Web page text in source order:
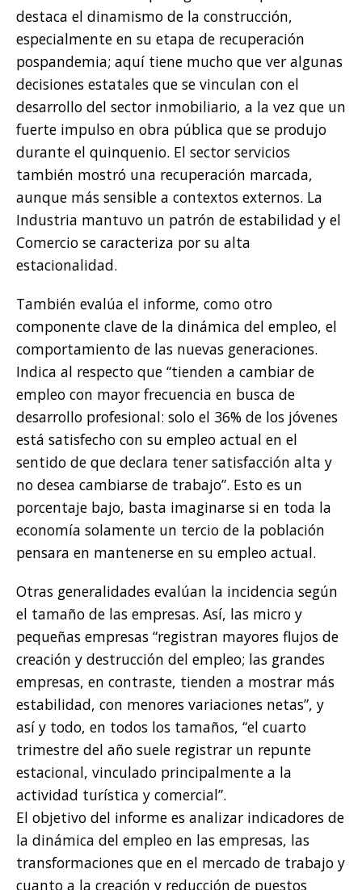
destaca el dinamismo de la construcción,
especialmente en su etapa de recuperación
pospandemia; aquí tiene mucho que ver algunas
decisiones estatales que se vinculan con el
desarrollo del sector inmobiliario, a la vez que un
fuerte impulso en obra pública que se produjo
durante el quinquenio. El sector servicios
también mostró una recuperación marcada,
aunque más sensible a contextos externos. La
Industria mantuvo un patrón de estabilidad y el
Comercio se caracteriza por su alta
estacionalidad.
También evalúa el informe, como otro
componente clave de la dinámica del empleo, el
comportamiento de las nuevas generaciones.
Indica al respecto que “tienden a cambiar de
empleo con mayor frecuencia en busca de
desarrollo profesional: solo el 36% de los jóvenes
está satisfecho con su empleo actual en el
sentido de que declara tener satisfacción alta y
no desea cambiarse de trabajo”. Esto es un
porcentaje bajo, basta imaginarse si en toda la
economía solamente un tercio de la población
pensara en mantenerse en su empleo actual.
Otras generalidades evalúan la incidencia según
el tamaño de las empresas. Así, las micro y
pequeñas empresas “registran mayores flujos de
creación y destrucción del empleo; las grandes
empresas, en contraste, tienden a mostrar más
estabilidad, con menores variaciones netas”, y
así y todo, en todos los tamaños, “el cuarto
trimestre del año suele registrar un repunte
estacional, vinculado principalmente a la
actividad turística y comercial”.
El objetivo del informe es analizar indicadores de
la dinámica del empleo en las empresas, las
transformaciones que en el mercado de trabajo y
cuanto a la creación y reducción de puestos